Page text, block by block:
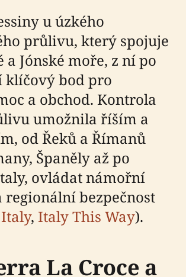
u úzkého
průlivu, který spojuje
a Jónské moře, z ní po
klíčový bod pro
a obchod. Kontrola
umožnila říším a
od Řeků a Římanů
Španěly až po
ovládat námořní
regionální bezpečnost
, Italy This Way).
La Croce a